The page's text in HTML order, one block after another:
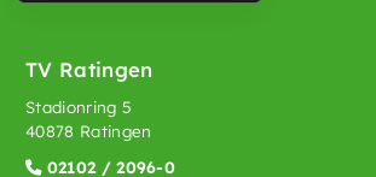
TV Ratingen
Stadionring 5
40878 Ratingen
02102 / 2096-0